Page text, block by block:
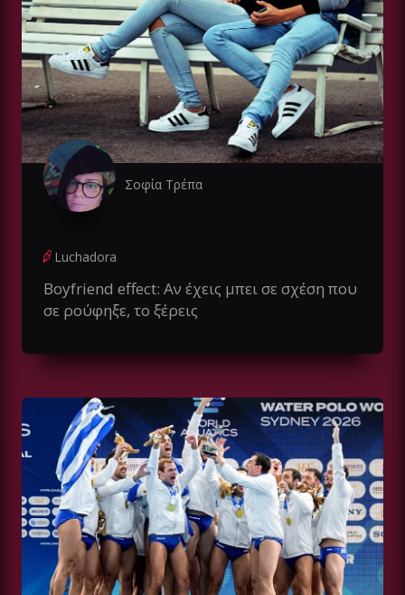
Σοφία Τρέπα
Luchadora
Boyfriend effect: Αν έχεις μπει σε σχέση που
σε ρούφηξε, το ξέρεις